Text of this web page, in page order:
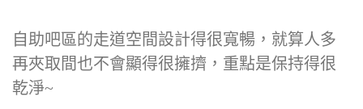
自助吧區的走道空間設計得很寬暢，就算人多
再夾取間也不會顯得很擁擠，重點是保持得很
乾淨~